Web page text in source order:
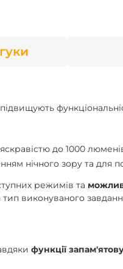
до 1000
нічного зору та для
режимів та
тип виконуваного
функції